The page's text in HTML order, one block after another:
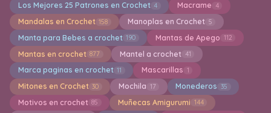
Los Mejores 25 Patrones en Crochet 4 Macrame 4
Mandalas en Crochet 158 Manoplas en Crochet 5
Manta para Bebes a crochet 190 Mantas de Apego 112
Mantas en crochet 877 Mantel a crochet 41
Marca paginas en crochet 11 Mascarillas 1
Mitones en Crochet 30 Mochila 17 Monederos 35
Motivos en crochet 85 Muñecas Amigurumi 144